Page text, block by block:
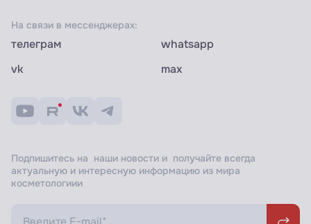
На связи в мессенджерах:
телеграм
whatsapp
vk
max
Подпишитесь на наши новости и получайте всегда
актуальную и интересную информацию из мира
косметологиии